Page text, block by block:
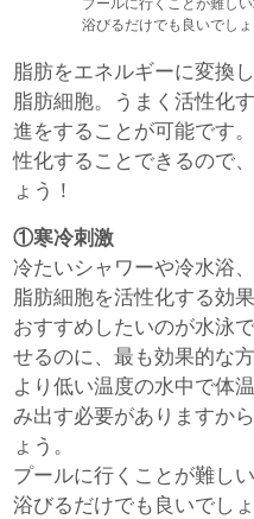
プールに行くことが難し
浴びるだけでも良いでしょ
脂肪をエネルギーに変換
脂肪細胞。うまく活性化
進をすることが可能です
性化することできるので
ょう！
①寒冷刺激
冷たいシャワーや冷水浴
脂肪細胞を活性化する効
おすすめしたいのが水泳
せるのに、最も効果的な
より低い温度の水中で体
み出す必要がありますか
ょう。
プールに行くことが難し
浴びるだけでも良いでし